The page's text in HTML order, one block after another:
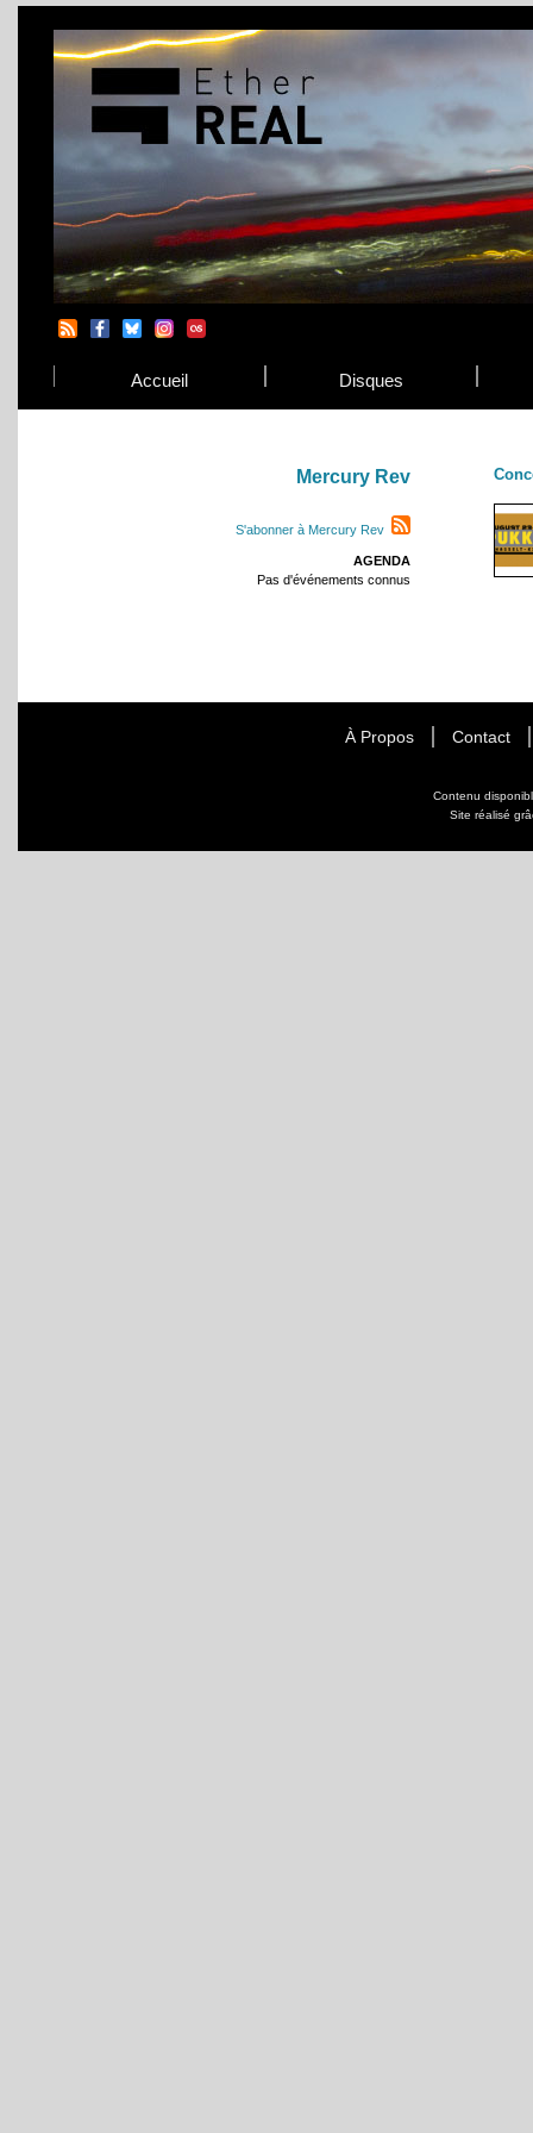
Accueil Disques
Mercury Rev
S'abonner à Mercury Rev
AGENDA
Pas d'événements connus
À Propos Contact
Contenu
Site réalisé